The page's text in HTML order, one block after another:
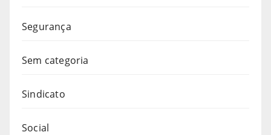
Segurança
Sem categoria
Sindicato
Social